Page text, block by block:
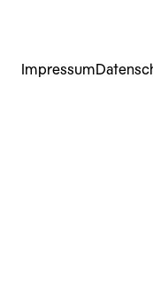
Impressum